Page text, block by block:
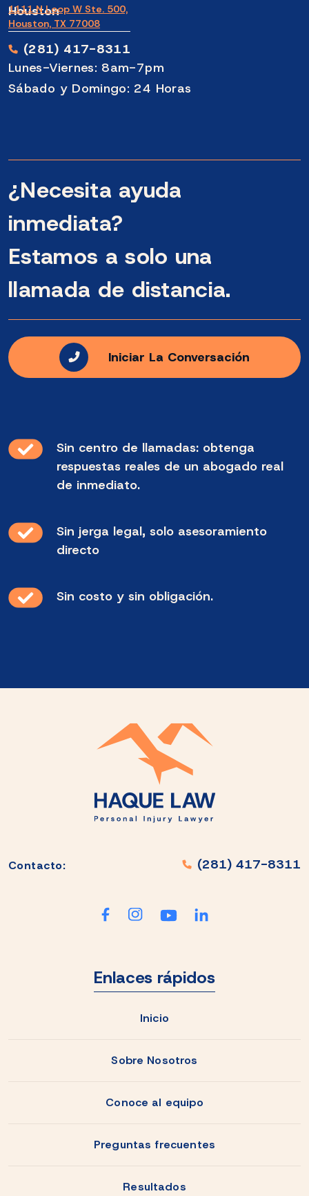
Houston
1111 N Loop W Ste. 500,
Houston, TX 77008
(281) 417-8311
Lunes-Viernes: 8am-7pm
Sábado y Domingo: 24 Horas
¿Necesita ayuda
inmediata?
Estamos a solo una
llamada de distancia.
Iniciar La Conversación
Sin centro de llamadas: obtenga
respuestas reales de un abogado real
de inmediato.
Sin jerga legal, solo asesoramiento
directo
Sin costo y sin obligación.
Contacto: (281) 417-8311
Enlaces rápidos
Inicio
Sobre Nosotros
Conoce al equipo
Preguntas frecuentes
Resultados